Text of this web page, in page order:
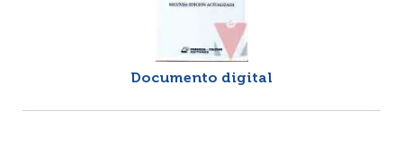
Documento digital